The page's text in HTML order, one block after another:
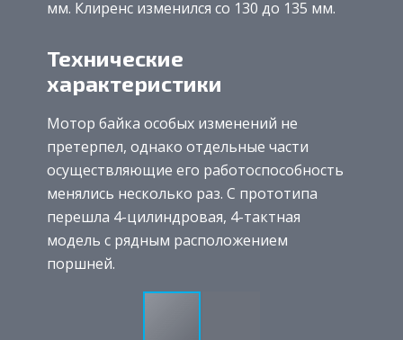
мм. Клиренс изменился со 130 до 135 мм.
Технические
характеристики
Мотор байка особых изменений не
претерпел, однако отдельные части
осуществляющие его работоспособность
менялись несколько раз. С прототипа
перешла 4-цилиндровая, 4-тактная
модель с рядным расположением
поршней.